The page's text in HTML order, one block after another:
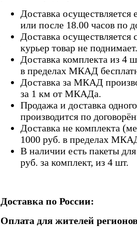
Доставка осуществляется
или после 18.00 часов по
Доставка осуществляется
курьер товар не поднимает.
Доставка комплекта из 4
в пределах МКАД
Доставка за МКАД
за 1 км от МКАДа.
Продажа и доставка
производится по
Доставка не комплекта
1000 руб. в пределах
В наличии есть пакеты
руб. за комплект, из 4 шт.
Доставка по России:
Оплата для жителей